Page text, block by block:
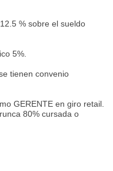
% sobre el sueldo
5%.
tienen convenio
GERENTE en giro retail.
80% cursada o